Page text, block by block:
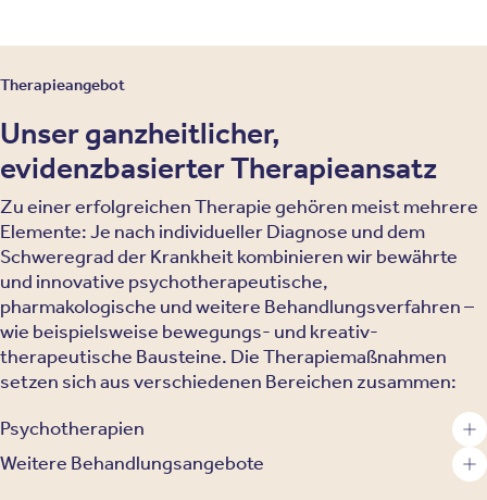
Therapieangebot
Unser ganzheitlicher,
evidenzbasierter Therapieansatz
Zu einer erfolgreichen Therapie gehören meist mehrere
Elemente: Je nach individueller Diagnose und dem
Schweregrad der Krankheit kombinieren wir bewährte
und innovative psychotherapeutische,
pharmakologische und weitere Behandlungsverfahren –
wie beispielsweise bewegungs- und kreativ-
therapeutische Bausteine. Die Therapiemaßnahmen
setzen sich aus verschiedenen Bereichen zusammen:
Psychotherapien
Weitere Behandlungsangebote